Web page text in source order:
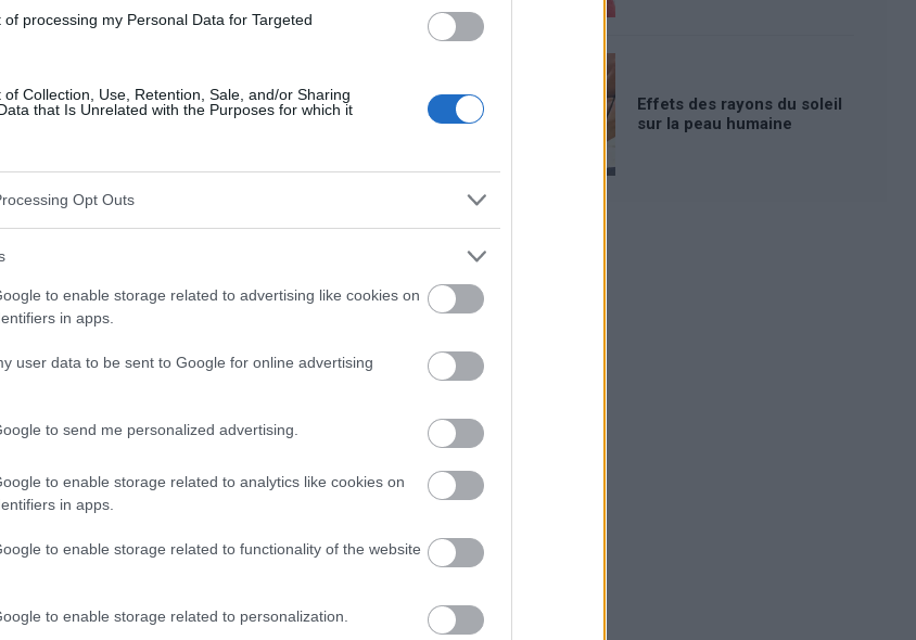
processing my Personal Data for Targeted
Collection, Use, Retention, Sale, and/or Sharing
that Is Unrelated with the Purposes for which it
Opt Outs
to enable storage related to advertising like cookies on
in apps.
user data to be sent to Google for online advertising
to send me personalized advertising.
to enable storage related to analytics like cookies on
in apps.
to enable storage related to functionality of the website
to enable storage related to personalization.
SUJETS
de coronavirus et voyages
: comment les hôtels assurent-ils
personne à l'extérieur de votre chambre plutôt que
Effets des rayons du soleil
sur la peau humaine